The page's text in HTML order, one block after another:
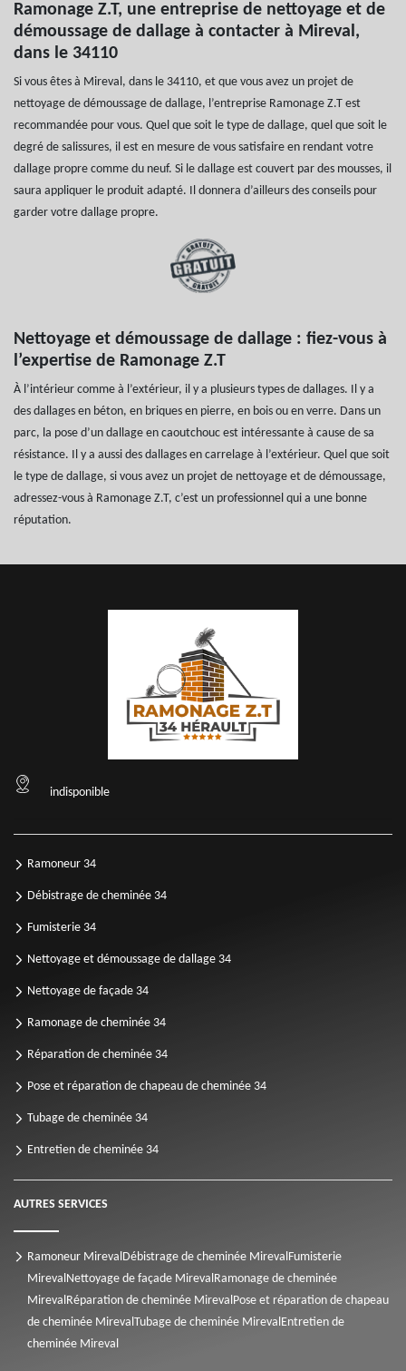
Ramonage Z.T, une entreprise de nettoyage et de
démoussage de dallage à contacter à Mireval,
dans le 34110
Si vous êtes à Mireval, dans le 34110, et que vous avez un projet de
nettoyage de démoussage de dallage, l’entreprise Ramonage Z.T est
recommandée pour vous. Quel que soit le type de dallage, quel que soit le
degré de salissures, il est en mesure de vous satisfaire en rendant votre
dallage propre comme du neuf. Si le dallage est couvert par des mousses, il
saura appliquer le produit adapté. Il donnera d’ailleurs des conseils pour
garder votre dallage propre.
Nettoyage et démoussage de dallage : fiez-vous à
l’expertise de Ramonage Z.T
À l’intérieur comme à l’extérieur, il y a plusieurs types de dallages. Il y a
des dallages en béton, en briques en pierre, en bois ou en verre. Dans un
parc, la pose d’un dallage en caoutchouc est intéressante à cause de sa
résistance. Il y a aussi des dallages en carrelage à l’extérieur. Quel que soit
le type de dallage, si vous avez un projet de nettoyage et de démoussage,
adressez-vous à Ramonage Z.T, c’est un professionnel qui a une bonne
réputation.
indisponible
Ramoneur 34
Débistrage de cheminée 34
Fumisterie 34
Nettoyage et démoussage de dallage 34
Nettoyage de façade 34
Ramonage de cheminée 34
Réparation de cheminée 34
Pose et réparation de chapeau de cheminée 34
Tubage de cheminée 34
Entretien de cheminée 34
AUTRES SERVICES
Ramoneur MirevalDébistrage de cheminée MirevalFumisterie
MirevalNettoyage de façade MirevalRamonage de cheminée
MirevalRéparation de cheminée MirevalPose et réparation de chapeau
de cheminée MirevalTubage de cheminée MirevalEntretien de
cheminée Mireval